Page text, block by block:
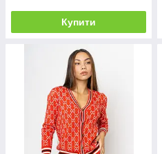
Купити